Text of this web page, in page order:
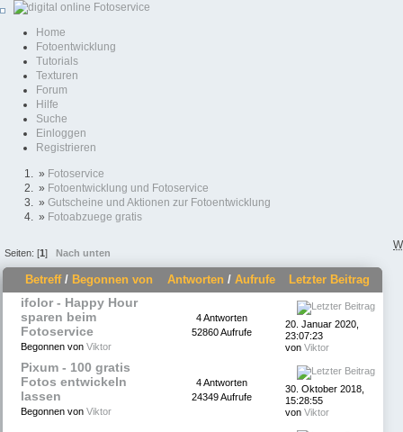
Home
Fotoentwicklung
Tutorials
Texturen
Forum
Hilfe
Suche
Einloggen
Registrieren
» Fotoservice
» Fotoentwicklung und Fotoservice
» Gutscheine und Aktionen zur Fotoentwicklung
» Fotoabzuege gratis
Seiten: [1] Nach unten
Betreff/ Begonnen von Antworten / Aufrufe
Letzter Beitrag
ifolor - Happy Hour
sparen beim
Fotoservice
Begonnen von Viktor
4 Antworten
52860 Aufrufe
20. Januar 2020,
23:07:23
von Viktor
Pixum - 100 gratis
Fotos entwickeln
lassen
Begonnen von Viktor
4 Antworten
24349 Aufrufe
30. Oktober 2018,
15:28:55
von Viktor